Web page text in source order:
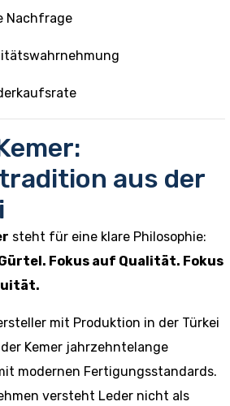
Nachfrage
aus der
steht für eine klare Philosophie:
Fokus auf Qualität. Fokus
mit Produktion in der Türkei
Kemer jahrzehntelange
modernen Fertigungsstandards.
versteht Leder nicht als